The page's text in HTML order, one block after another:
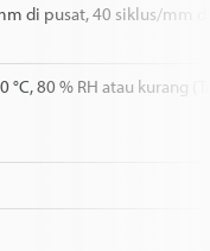
di pusat, 40 siklus/mm
°C, 80 % RH atau kurang